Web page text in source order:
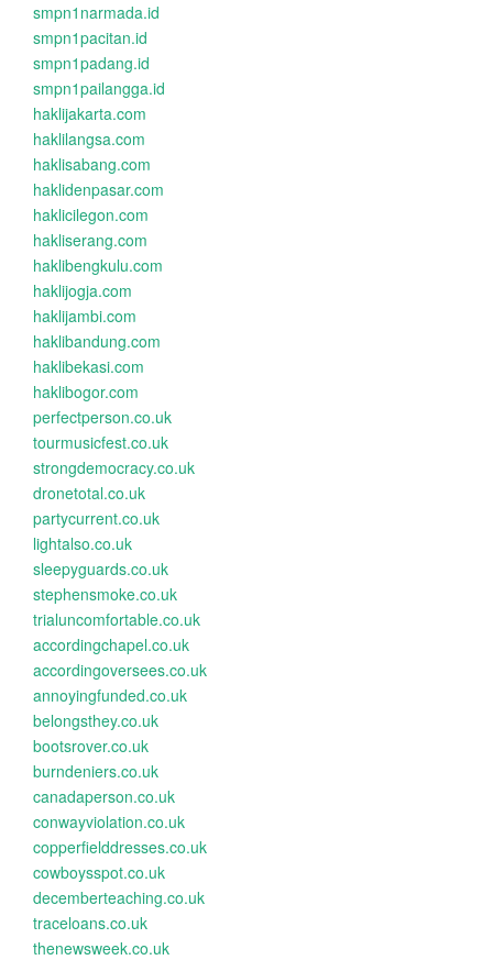
smpn1narmada.id
smpn1pacitan.id
smpn1padang.id
smpn1pailangga.id
haklijakarta.com
haklilangsa.com
haklisabang.com
haklidenpasar.com
haklicilegon.com
hakliserang.com
haklibengkulu.com
haklijogja.com
haklijambi.com
haklibandung.com
haklibekasi.com
haklibogor.com
perfectperson.co.uk
tourmusicfest.co.uk
strongdemocracy.co.uk
dronetotal.co.uk
partycurrent.co.uk
lightalso.co.uk
sleepyguards.co.uk
stephensmoke.co.uk
trialuncomfortable.co.uk
accordingchapel.co.uk
accordingoversees.co.uk
annoyingfunded.co.uk
belongsthey.co.uk
bootsrover.co.uk
burndeniers.co.uk
canadaperson.co.uk
conwayviolation.co.uk
copperfielddresses.co.uk
cowboysspot.co.uk
decemberteaching.co.uk
traceloans.co.uk
thenewsweek.co.uk